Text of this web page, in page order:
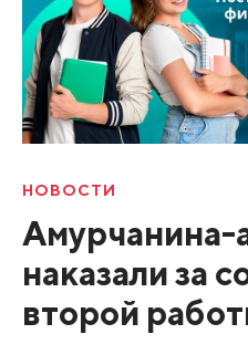
НОВОСТИ
Амурчанина-
наказали за
второй